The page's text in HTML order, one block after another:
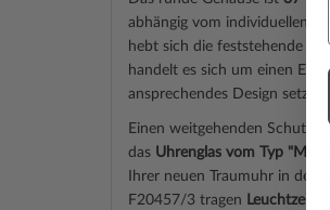
abhängig vom individuellen
hebt sich die feststehende
handelt es sich um einen
ansprechendes Design setzt.
Einen weitgehenden Schutz
das Uhrenglas vom Typ
Ihrer neuen Traumuhr in der
F20457/3 tragen